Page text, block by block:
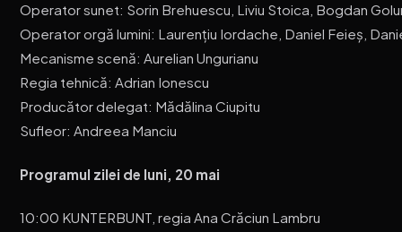
Operator sunet: Sorin Brehuescu, Liviu Stoica, Bogdan
Operator orgă lumini: Laurențiu Iordache, Daniel Feieș,
Mecanisme scenă: Aurelian Ungurianu
Regia tehnică: Adrian Ionescu
Producător delegat: Mădălina Ciupitu
Sufleor: Andreea Manciu
Programul zilei de luni, 20 mai
10:00 KUNTERBUNT, regia Ana Crăciun Lambru